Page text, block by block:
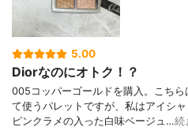
5.00
Diorなのにオトク！？
005コッパーゴールドを購入。こち
て使うパレットですが、私はアイシ
ピンクラメの入った白味ベージュ…続